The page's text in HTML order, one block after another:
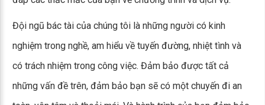
Đội ngũ bác tài của chúng tôi là những người có kinh
nghiệm trong nghề, am hiểu về tuyến đường, nhiệt tình và
có trách nhiệm trong công việc. Đảm bảo được tất cả
những vấn đề trên, đảm bảo bạn sẽ có một chuyến đi an